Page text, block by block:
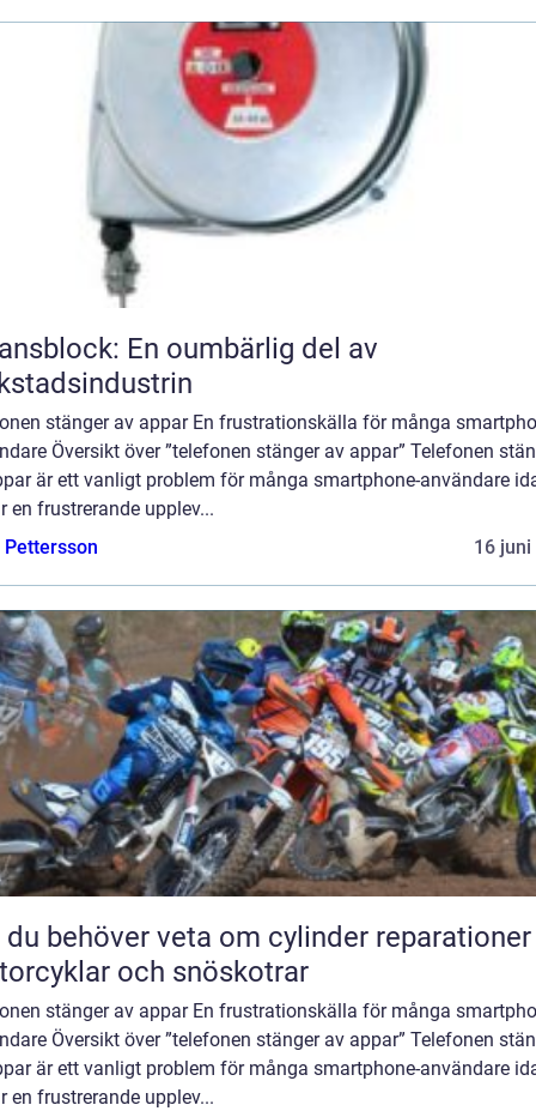
En oumbärlig del av
stänger av appar En frustrationskälla för många
Översikt över ”telefonen stänger av appar” Telefonen
är ett vanligt problem för många smartphone-användare
en frustrerande upplev...
16 juni
behöver veta om cylinder
och snöskotrar
stänger av appar En frustrationskälla för många
Översikt över ”telefonen stänger av appar” Telefonen
är ett vanligt problem för många smartphone-användare
en frustrerande upplev...